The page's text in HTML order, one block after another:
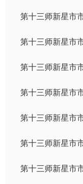
第十三师新星市市场监督管理局关于“新
第十三师新星市市场监督管理局关于“新
第十三师新星市市场监督管理局关于“哈密火
第十三师新星市市场监督管理局关于“哈密
第十三师新星市市场监督管理局关于“哈密
第十三师新星市市场监督管理局关于发布
第十三师新星市市场监督管理局行政